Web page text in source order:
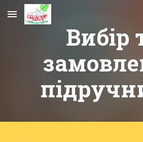
Skip to main content
Вибір